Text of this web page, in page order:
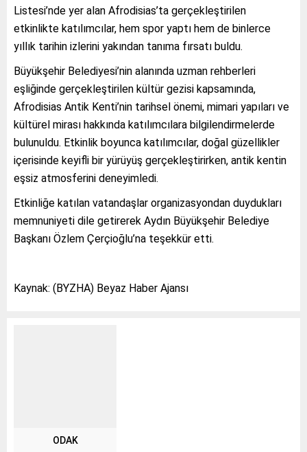
Listesi’nde yer alan Afrodisias’ta gerçekleştirilen
etkinlikte katılımcılar, hem spor yaptı hem de binlerce
yıllık tarihin izlerini yakından tanıma fırsatı buldu.
Büyükşehir Belediyesi’nin alanında uzman rehberleri
eşliğinde gerçekleştirilen kültür gezisi kapsamında,
Afrodisias Antik Kenti’nin tarihsel önemi, mimari yapıları ve
kültürel mirası hakkında katılımcılara bilgilendirmelerde
bulunuldu. Etkinlik boyunca katılımcılar, doğal güzellikler
içerisinde keyifli bir yürüyüş gerçekleştirirken, antik kentin
eşsiz atmosferini deneyimledi.
Etkinliğe katılan vatandaşlar organizasyondan duydukları
memnuniyeti dile getirerek Aydın Büyükşehir Belediye
Başkanı Özlem Çerçioğlu’na teşekkür etti.
Kaynak: (BYZHA) Beyaz Haber Ajansı
ODAK